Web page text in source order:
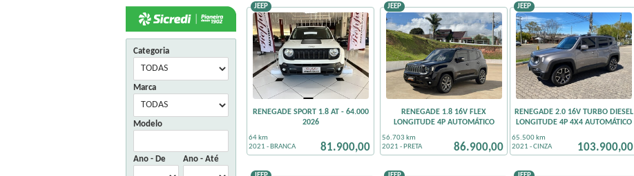
Categoria
Marca
Modelo
Ano - De Ano - Até
JEEP
RENEGADE SPORT 1.8 AT - 64.000
2026
64 km
2021 - BRANCA
81.900,00
JEEP
RENEGADE 1.8 16V FLEX
LONGITUDE 4P AUTOMÁTICO
56.703 km
2021 - PRETA
86.900,00
JEEP
RENEGADE 2.0 16V TURBO DIESEL
LONGITUDE 4P 4X4 AUTOMÁTICO
65.500 km
2021 - CINZA
103.900,00